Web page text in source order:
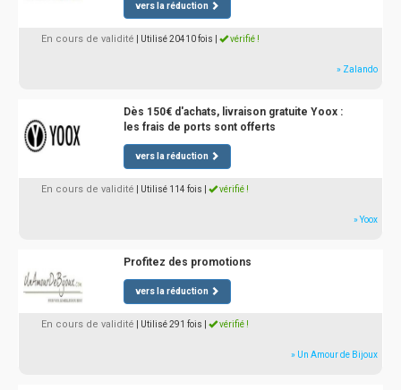
vers la réduction
En cours de validité | Utilisé 20410 fois vérifié !
» Zalando
Dès 150€ d'achats, livraison gratuite Yoox :
les frais de ports sont offerts
vers la réduction
En cours de validité | Utilisé 114 fois vérifié !
» Yoox
Profitez des promotions
vers la réduction
En cours de validité | Utilisé 291 fois vérifié !
» Un Amour de Bijoux